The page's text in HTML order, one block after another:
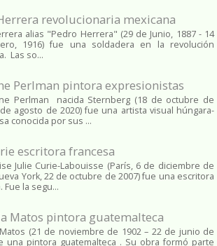
revolucionaria mexicana
alias "Pedro Herrera" (29 de Junio, 1887 - 14
1916) fue una soldadera en la revolución
Las so...
Perlman pintora expresionistas
Perlman nacida Sternberg (18 de octubre de
de agosto de 2020) fue una artista visual húngara-
conocida por sus ...
escritora francesa
Julie Curie-Labouisse (París, 6 de diciembre de
York, 22 de octubre de 2007) fue una escritora
Fue la segu...
Matos pintora guatemalteca
(21 de noviembre de 1902 – 22 de junio de
una pintora guatemalteca . Su obra formó parte